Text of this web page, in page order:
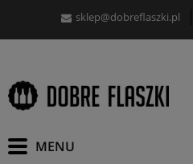
sklep@dobreflaszki.pl